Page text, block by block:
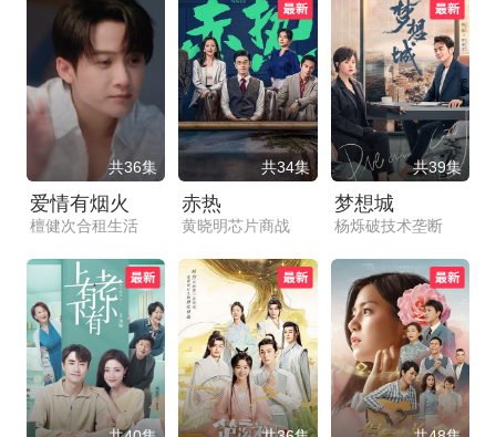
共36集
爱情有烟火
檀健次合租生活
共34集
赤热
黄晓明芯片商战
共39集
梦想城
杨烁破技术垄断